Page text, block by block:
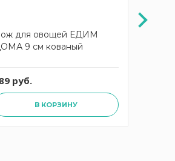
для овощей ЕДИМ
9 см кованый
руб.
В КОРЗИНУ